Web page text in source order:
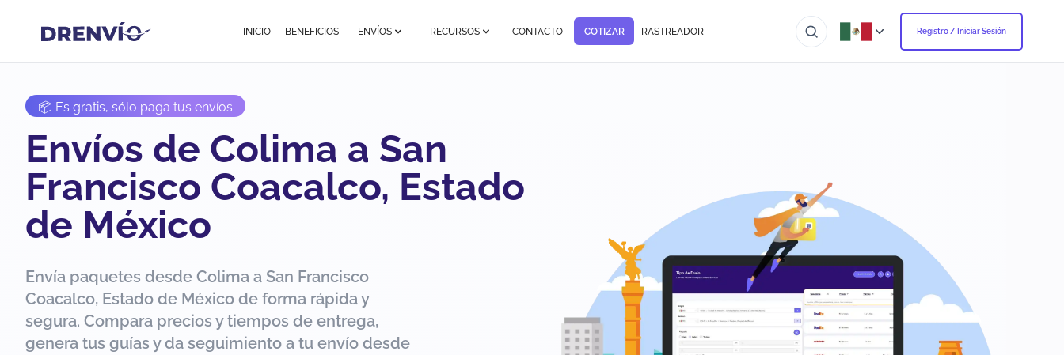
INICIO BENEFICIOS ENVÍOS RECURSOS CONTACTO COTIZAR RASTREADOR Registro / Iniciar Sesión
📦 Es gratis, sólo paga tus envíos
Envíos de Colima a San
Francisco Coacalco, Estado
de México
Envía paquetes desde Colima a San Francisco
Coacalco, Estado de México de forma rápida y
segura. Compara precios y tiempos de entrega,
genera tus guías y da seguimiento a tu envío desde